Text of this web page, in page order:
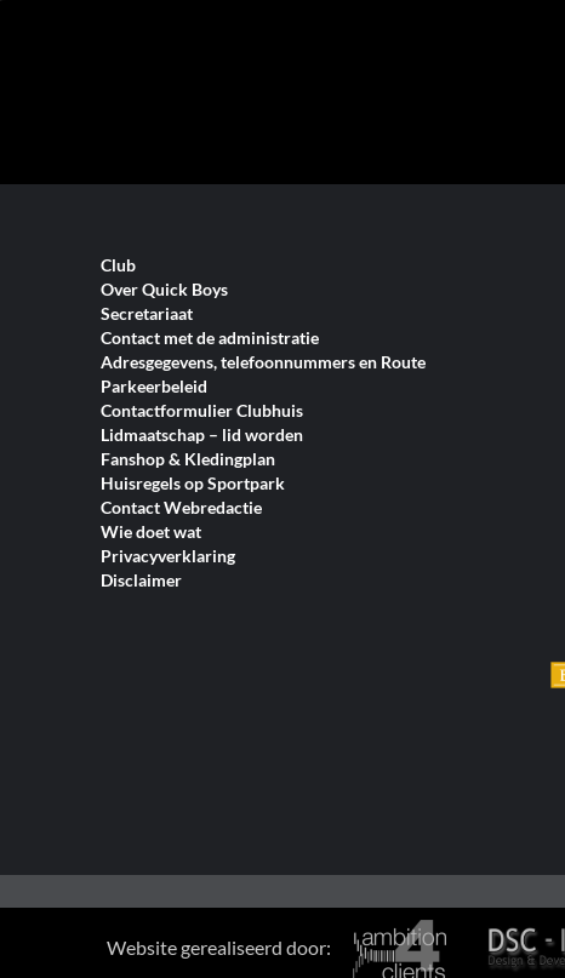
Club
Over Quick Boys
Secretariaat
Contact met de administratie
Adresgegevens, telefoonnummers en Route
Parkeerbeleid
Contactformulier Clubhuis
Lidmaatschap – lid worden
Fanshop & Kledingplan
Huisregels op Sportpark
Contact Webredactie
Wie doet wat
Privacyverklaring
Disclaimer
Website gerealiseerd door: